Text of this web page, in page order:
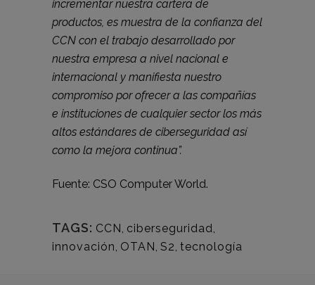
incrementar nuestra cartera de
productos, es muestra de la confianza del
CCN con el trabajo desarrollado por
nuestra empresa a nivel nacional e
internacional y manifiesta nuestro
compromiso por ofrecer a las compañías
e instituciones de cualquier sector los más
altos estándares de ciberseguridad así
como la mejora continua”.
Fuente: CSO Computer World.
TAGS: CCN, ciberseguridad,
innovación, OTAN, S2, tecnología